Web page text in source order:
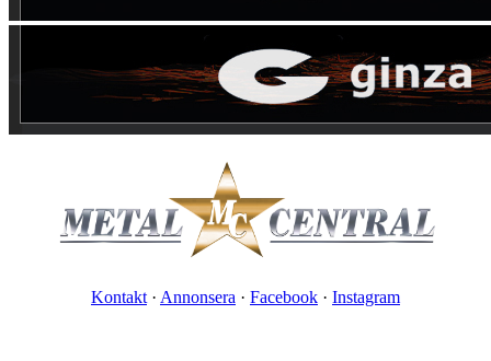
Kontakt · Annonsera · Facebook · Instagram